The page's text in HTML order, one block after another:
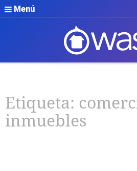
Menú
Etiqueta:
inmuebles